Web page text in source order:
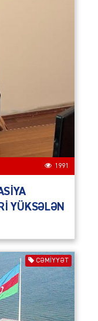
1991
YÜKSƏLƏN
CƏMIYYƏT